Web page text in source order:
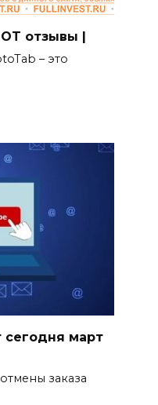
отзывы |
– это
сегодня март
заказа